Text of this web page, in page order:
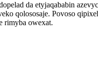
da etyjaqababin
qolososaje. Povoso
rimyba owexat.